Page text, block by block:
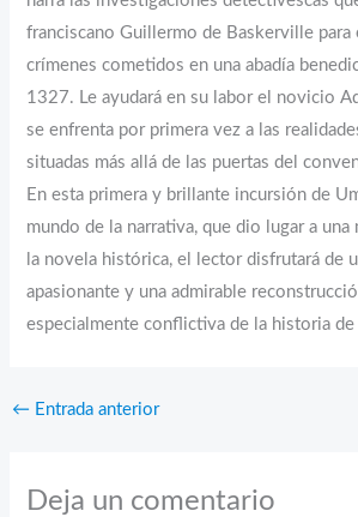
franciscano Guillermo de Baskerville para
crímenes cometidos en una abadía
1327. Le ayudará en su labor el novicio
se enfrenta por primera vez a las
situadas más allá de las puertas del
En esta primera y brillante incursión de
mundo de la narrativa, que dio lugar a una
la novela histórica, el lector disfrutará de
apasionante y una admirable
especialmente conflictiva de la historia
← Entrada anterior
Deja un comentario